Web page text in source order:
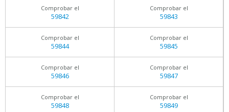
Comprobar el
59842
Comprobar el
59843
Comprobar el
59844
Comprobar el
59845
Comprobar el
59846
Comprobar el
59847
Comprobar el
59848
Comprobar el
59849